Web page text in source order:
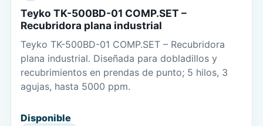
Teyko TK-500BD-01 COMP.SET –
Recubridora plana industrial
Teyko TK-500BD-01 COMP.SET – Recubridora
plana industrial. Diseñada para dobladillos y
recubrimientos en prendas de punto; 5 hilos, 3
agujas, hasta 5000 ppm.
Disponible